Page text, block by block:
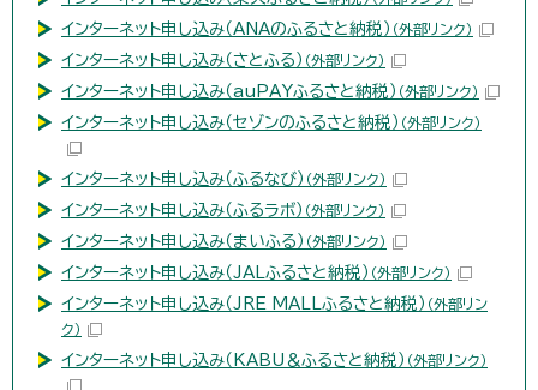
インターネット申し込み（ANAのふるさと納税） （外部リンク）
インターネット申し込み（さとふる） （外部リンク）
インターネット申し込み（auPAYふるさと納税） （外部リンク）
インターネット申し込み（セゾンのふるさと納税） （外部リンク）
インターネット申し込み（ふるなび） （外部リンク）
インターネット申し込み（ふるラボ） （外部リンク）
インターネット申し込み（まいふる） （外部リンク）
インターネット申し込み（JALふるさと納税） （外部リンク）
インターネット申し込み（JRE MALLふるさと納税） （外部リン
ク）
インターネット申し込み（KABU＆ふるさと納税） （外部リンク）